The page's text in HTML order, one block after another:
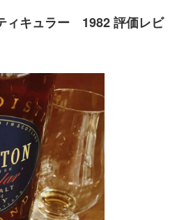
ィキュラー 1982 評価レビ